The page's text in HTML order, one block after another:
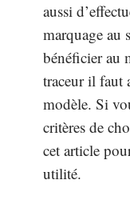
aussi
marquage au
bénéficier au
traceur il faut
modèle. Si
critères de
cet article
utilité.